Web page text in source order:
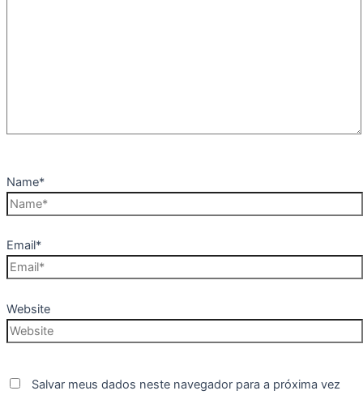
Name*
Email*
Website
Salvar meus dados neste navegador para a próxima vez